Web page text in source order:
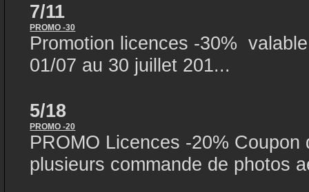
7/11
PROMO -30
Promotion licences -30%
01/07 au 30 juillet 201...
5/18
PROMO -20
PROMO Licences -20%
plusieurs commande de photos